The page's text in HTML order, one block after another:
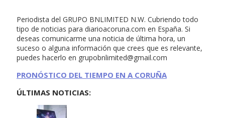
Periodista del GRUPO BNLIMITED N.W. Cubriendo todo
tipo de noticias para diarioacoruna.com en España. Si
deseas comunicarme una noticia de última hora, un
suceso o alguna información que crees que es relevante,
puedes hacerlo en grupobnlimited@gmail.com
PRONÓSTICO DEL TIEMPO EN A CORUÑA
ÚLTIMAS NOTICIAS: